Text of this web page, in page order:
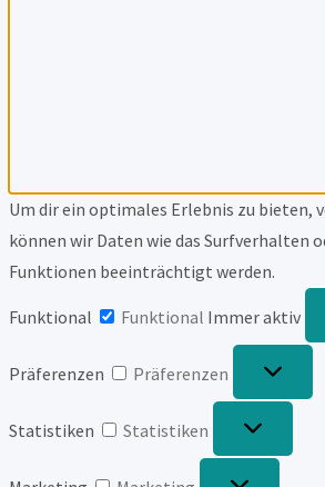
Um dir ein optimales Erlebnis zu bieten,
können wir Daten wie das Surfverhalten
Funktionen beeinträchtigt werden.
Funktional Funktional Immer aktiv
Präferenzen Präferenzen
Statistiken Statistiken